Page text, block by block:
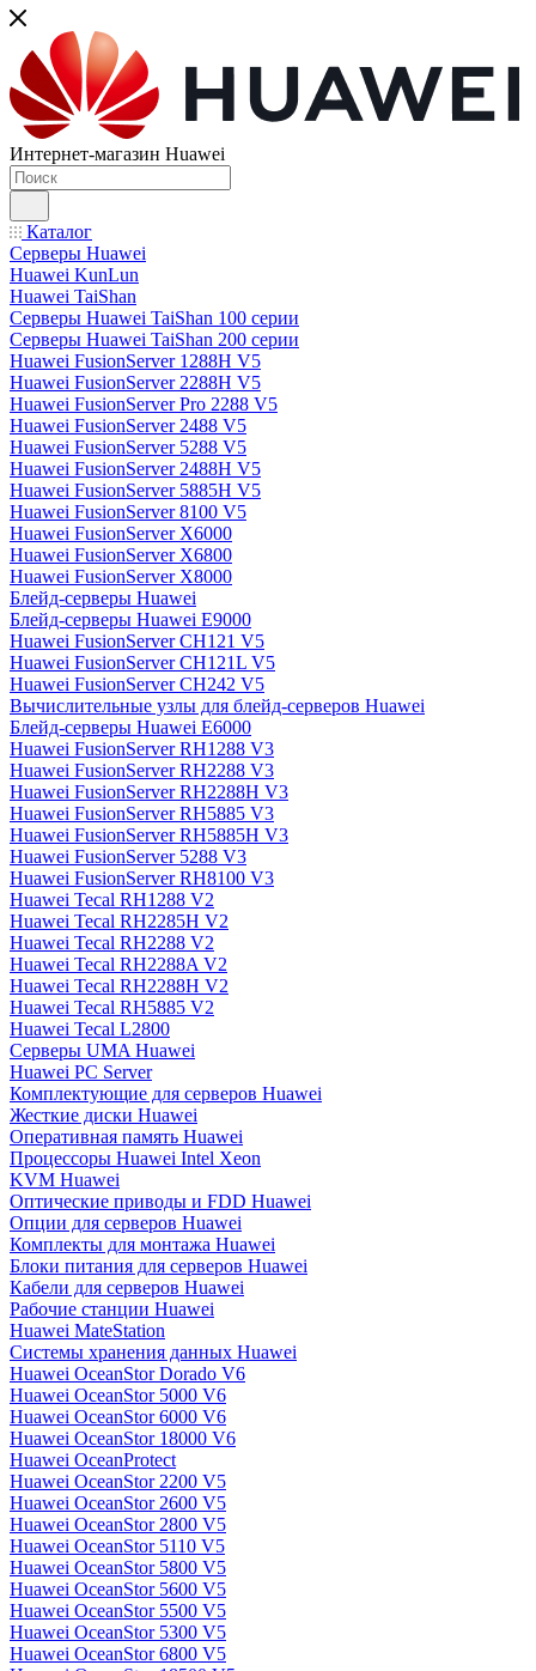
Интернет-магазин Huawei
Каталог
Серверы Huawei
Huawei KunLun
Huawei TaiShan
Серверы Huawei TaiShan 100 серии
Серверы Huawei TaiShan 200 серии
Huawei FusionServer 1288H V5
Huawei FusionServer 2288H V5
Huawei FusionServer Pro 2288 V5
Huawei FusionServer 2488 V5
Huawei FusionServer 5288 V5
Huawei FusionServer 2488H V5
Huawei FusionServer 5885H V5
Huawei FusionServer 8100 V5
Huawei FusionServer X6000
Huawei FusionServer X6800
Huawei FusionServer X8000
Блейд-серверы Huawei
Блейд-серверы Huawei E9000
Huawei FusionServer CH121 V5
Huawei FusionServer CH121L V5
Huawei FusionServer CH242 V5
Вычислительные узлы для блейд-серверов Huawei
Блейд-серверы Huawei E6000
Huawei FusionServer RH1288 V3
Huawei FusionServer RH2288 V3
Huawei FusionServer RH2288H V3
Huawei FusionServer RH5885 V3
Huawei FusionServer RH5885H V3
Huawei FusionServer 5288 V3
Huawei FusionServer RH8100 V3
Huawei Tecal RH1288 V2
Huawei Tecal RH2285H V2
Huawei Tecal RH2288 V2
Huawei Tecal RH2288A V2
Huawei Tecal RH2288H V2
Huawei Tecal RH5885 V2
Huawei Tecal L2800
Серверы UMA Huawei
Huawei PC Server
Комплектующие для серверов Huawei
Жесткие диски Huawei
Оперативная память Huawei
Процессоры Huawei Intel Xeon
KVM Huawei
Оптические приводы и FDD Huawei
Опции для серверов Huawei
Комплекты для монтажа Huawei
Блоки питания для серверов Huawei
Кабели для серверов Huawei
Рабочие станции Huawei
Huawei MateStation
Системы хранения данных Huawei
Huawei OceanStor Dorado V6
Huawei OceanStor 5000 V6
Huawei OceanStor 6000 V6
Huawei OceanStor 18000 V6
Huawei OceanProtect
Huawei OceanStor 2200 V5
Huawei OceanStor 2600 V5
Huawei OceanStor 2800 V5
Huawei OceanStor 5110 V5
Huawei OceanStor 5800 V5
Huawei OceanStor 5600 V5
Huawei OceanStor 5500 V5
Huawei OceanStor 5300 V5
Huawei OceanStor 6800 V5